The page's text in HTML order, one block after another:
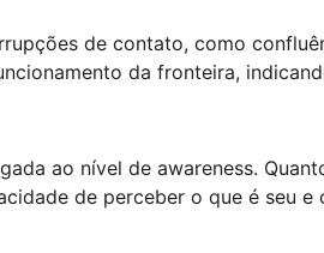
de contato, como
da fronteira,
ao nível de awareness.
de perceber o que é seu